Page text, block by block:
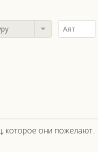
которое они пожелают.